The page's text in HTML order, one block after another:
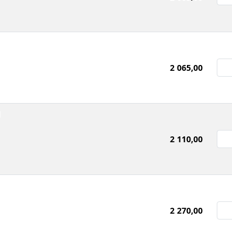
2 065,00
2 110,00
2 270,00